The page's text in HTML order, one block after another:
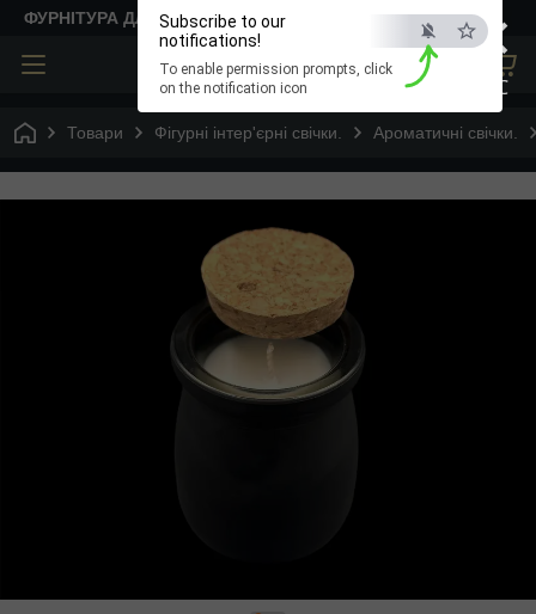
×
ESC
Subscribe to our
notifications!
To enable permission prompts, click
on the notification icon
ФУРНІТУРА ДЛЯ ТВОРЧОСТІ
Товари Фігурні інтер'єрні свічки. Ароматичні свічки.